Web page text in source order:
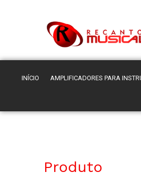
INÍCIO AMPLIFICADORES PARA
Produto